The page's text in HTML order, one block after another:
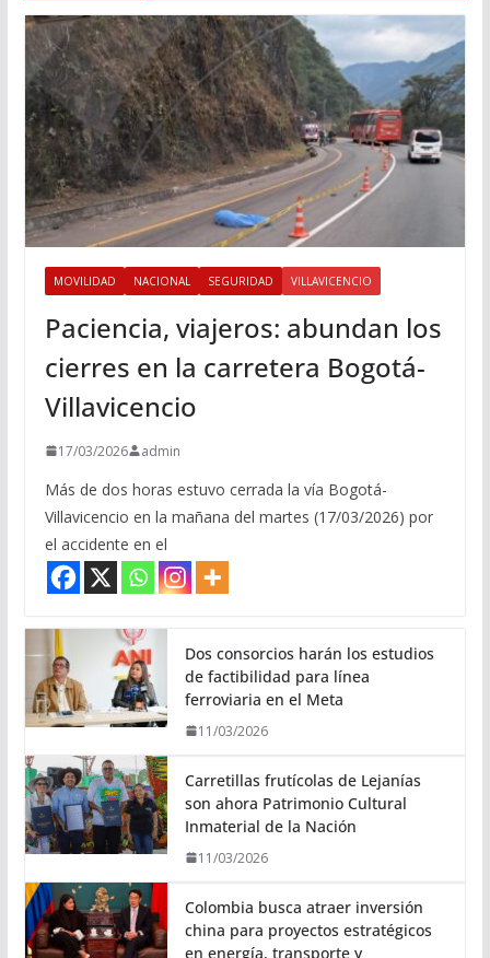
MOVILIDAD NACIONAL SEGURIDAD VILLAVICENCIO
Paciencia, viajeros: abundan los
cierres en la carretera Bogotá-
Villavicencio
17/03/2026 admin
Más de dos horas estuvo cerrada la vía Bogotá-
Villavicencio en la mañana del martes (17/03/2026) por
el accidente en el
Dos consorcios harán los estudios
de factibilidad para línea
ferroviaria en el Meta
11/03/2026
Carretillas frutícolas de Lejanías
son ahora Patrimonio Cultural
Inmaterial de la Nación
11/03/2026
Colombia busca atraer inversión
china para proyectos estratégicos
en energía, transporte y